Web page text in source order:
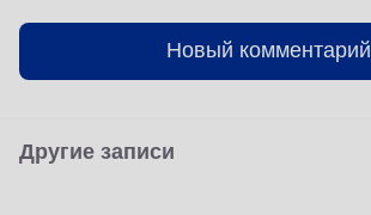
Новый комментарий
Другие записи